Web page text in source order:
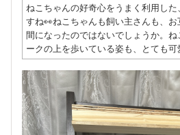
ねこちゃんの好奇心をうまく利用し
すね👀ねこちゃんも飼い主さんも、
間になったのではないでしょうか。
ークの上を歩いている姿も、とても可